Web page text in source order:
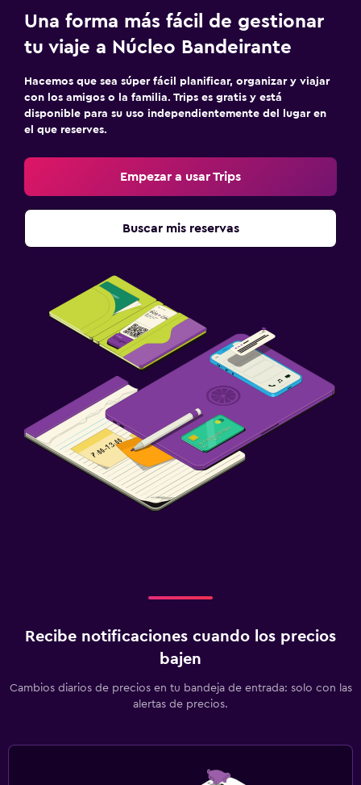
Una forma más fácil de gestionar
tu viaje a Núcleo Bandeirante
Hacemos que sea súper fácil planificar, organizar y viajar
con los amigos o la familia. Trips es gratis y está
disponible para su uso independientemente del lugar en
el que reserves.
Empezar a usar Trips
Buscar mis reservas
Recibe notificaciones cuando los precios
bajen
Cambios diarios de precios en tu bandeja de entrada: solo con las
alertas de precios.